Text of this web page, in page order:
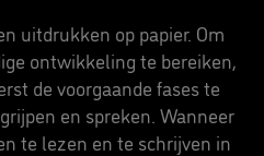
uitdrukken op papier. Om
ontwikkeling te bereiken,
de voorgaande fases te
en spreken. Wanneer
te lezen en te schrijven in